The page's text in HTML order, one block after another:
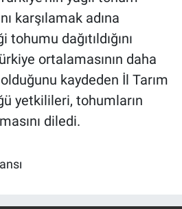
karşılamak adına
dağıtıldığını
ortalamasının daha
kaydeden İl Tarım
yetkilileri, tohumların
diledi.